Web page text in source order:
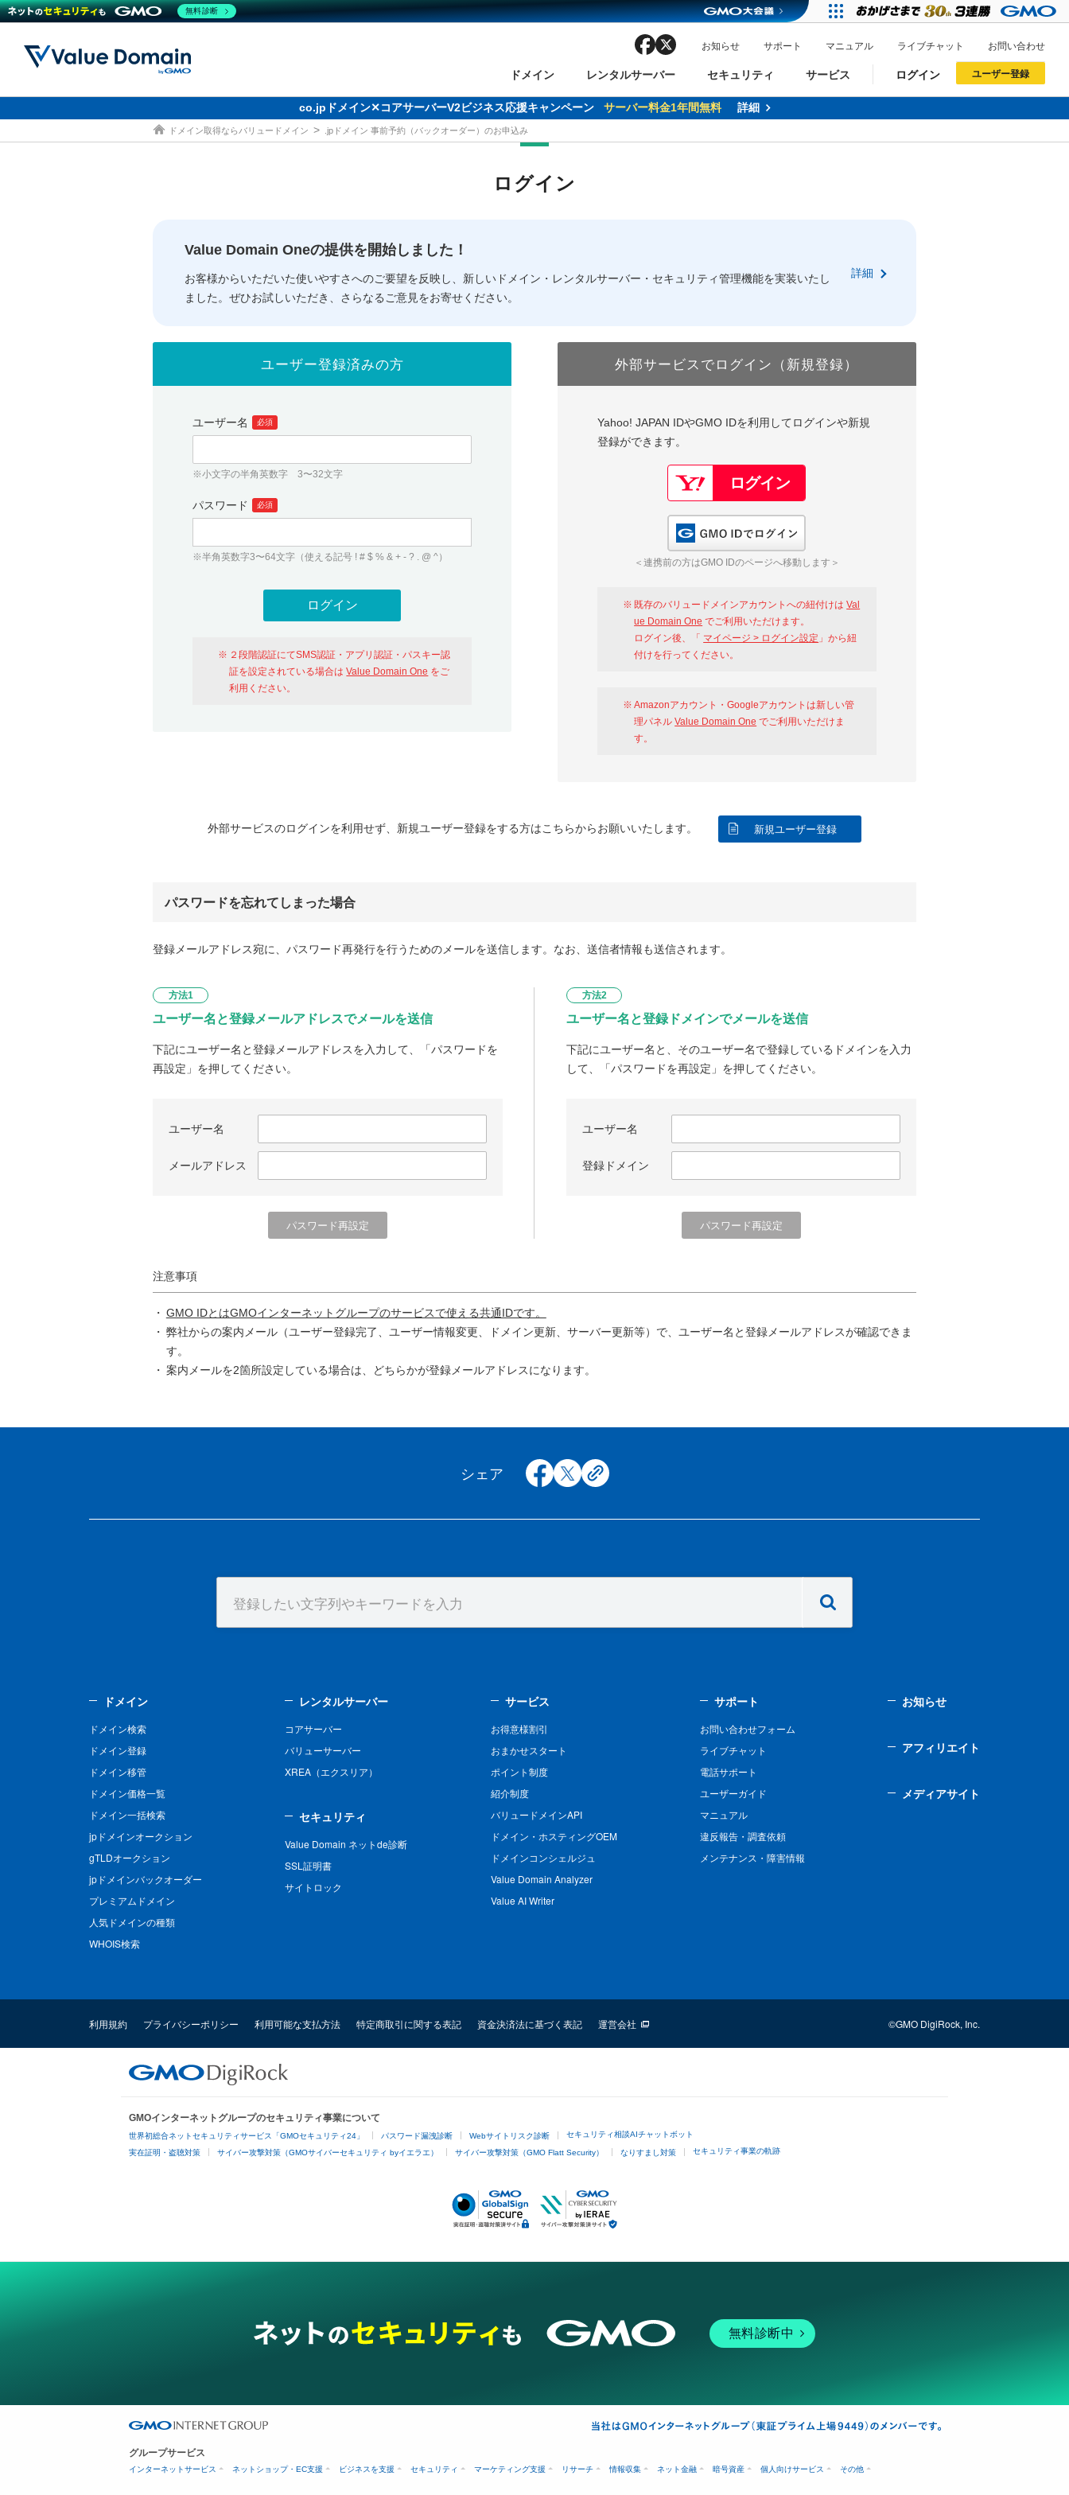
ドメイン
ドメイン ドメイン検索
ドメイン一括検索
人気ドメインの種類 WHOIS検索
レンタルサーバー
レンタルサーバー コアサーバー
セキュリティ
セキュリティ Value Domain ネットde診断
サービス
サービス お得意様割引
バリュードメインAPI
facebook お知らせ サポート マニュアル ライブチャット お問い合わせ
ログイン
従来のバリュードメインをご利用希望の方 おすすめ One レンタルサーバーを含む最新の機能を使う方
以下でもログイン可能
ユーザー登録
従来のバリュードメインをご利用希望の方 おすすめ One レンタルサーバーを含む最新の機能を使う方
以下でも登録可能
co.jpドメイン✕コアサーバーV2ビジネス応援キャンペーン サーバー料金1年間無料 詳細
ドメイン取得ならバリュードメイン .jpドメイン 事前予約（バックオーダー）のお申込み
ログイン
Value Domain Oneの提供を開始しました！
お客様からいただいた使いやすさへのご要望を反映し、新しいドメイン・レンタルサーバー・セキュリティ管理機能を実装いたし
ました。ぜひお試しいただき、さらなるご意見をお寄せください。
詳細
ユーザー登録済みの方
ユーザー名 必須
※小文字の半角英数字 3〜32文字
パスワード 必須
※半角英数字3〜64文字（使える記号 ! # $ % & + - ? . @ ^）
２段階認証にてSMS認証・アプリ認証・パスキー認
証を設定されている場合はValue Domain One をご
利用ください。
外部サービスでログイン（新規登録）
Yahoo! JAPAN IDやGMO IDを利用してログインや新規
登録ができます。
＜連携前の方はGMO IDのページへ移動します＞
既存のバリュードメインアカウントへの紐付けはVal
ue Domain One でご利用いただけます。
ログイン後、「 マイページ > ログイン設定 」から紐
付けを行ってください。
Amazonアカウント・Googleアカウントは新しい管
理パネルValue Domain One でご利用いただけま
す。
外部サービスのログインを利用せず、新規ユーザー登録をする方はこちらからお願いいたします。 新規ユーザー登録
パスワードを忘れてしまった場合
登録メールアドレス宛に、パスワード再発行を行うためのメールを送信します。なお、送信者情報も送信されます。
方法1
ユーザー名と登録メールアドレスでメールを送信
下記にユーザー名と登録メールアドレスを入力して、「パスワードを
再設定」を押してください。
ユーザー名
メールアドレス
方法2
ユーザー名と登録ドメインでメールを送信
下記にユーザー名と、そのユーザー名で登録しているドメインを入力
して、「パスワードを再設定」を押してください。
ユーザー名
登録ドメイン
注意事項
GMO IDとはGMOインターネットグループのサービスで使える共通IDです。
弊社からの案内メール（ユーザー登録完了、ユーザー情報変更、ドメイン更新、サーバー更新等）で、ユーザー名と登録メールアドレスが確認できま
す。
案内メールを2箇所設定している場合は、どちらかが登録メールアドレスになります。
シェア facebook
x copy
ドメイン
ドメイン検索
ドメイン登録
ドメイン移管
ドメイン価格一覧
ドメイン一括検索
jpドメインオークション
gTLDオークション
jpドメインバックオーダー
プレミアムドメイン
人気ドメインの種類
WHOIS検索
レンタルサーバー
コアサーバー
バリューサーバー
XREA（エクスリア）
セキュリティ
Value Domain ネットde診断
SSL証明書
サイトロック
サービス
お得意様割引
おまかせスタート
ポイント制度
紹介制度
バリュードメインAPI
ドメイン・ホスティングOEM
ドメインコンシェルジュ
Value Domain Analyzer
Value AI Writer
サポート
お問い合わせフォーム
ライブチャット
電話サポート
ユーザーガイド
マニュアル
違反報告・調査依頼
メンテナンス・障害情報
お知らせ
アフィリエイト
メディアサイト
利用規約 プライバシーポリシー 利用可能な支払方法 特定商取引に関する表記 資金決済法に基づく表記 運営会社 ©GMO DigiRock, Inc.
GMOインターネットグループのセキュリティ事業について
世界初総合ネットセキュリティサービス「GMOセキュリティ24」 パスワード漏洩診断 Webサイトリスク診断 セキュリティ相談AIチャットボット
実在証明・盗聴対策 サイバー攻撃対策（GMOサイバーセキュリティ byイエラエ） サイバー攻撃対策（GMO Flatt Security） なりすまし対策 セキュリティ事業の軌跡
無料診断中
グループサービス
インターネットサービス ネットショップ・EC支援 ビジネスを支援 セキュリティ マーケティング支援 リサーチ 情報収集 ネット金融 暗号資産 個人向けサービス その他
無料診断